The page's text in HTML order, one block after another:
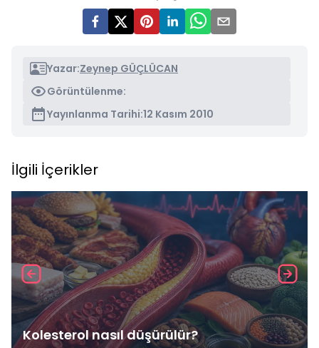
Yazar:Zeynep GÜÇLÜCAN
Görüntülenme:
Yayınlanma Tarihi:12 Kasım 2010
İlgili İçerikler
Kolesterol nasıl düşürülür?